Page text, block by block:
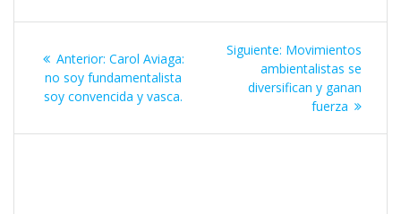
de
entradas
Anterior: Entrada
anterior:
Carol Aviaga:
no soy fundamentalista
soy convencida y vasca.
Siguiente: Siguiente
entrada:
Movimientos
ambientalistas se
diversifican y ganan
fuerza